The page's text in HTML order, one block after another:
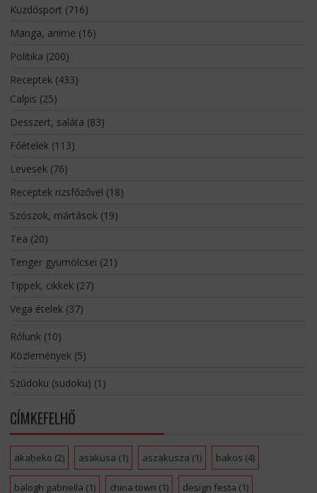
Küzdősport (716)
Manga, anime (16)
Politika (200)
Receptek(433)
Calpis (25)
Desszert, saláta (83)
Főételek(113)
Levesek(76)
Receptek rizsfőzővel (18)
Szószok, mártások(19)
Tea (20)
Tenger gyümölcsei (21)
Tippek, cikkek(27)
Vega ételek(37)
Rólunk(10)
Közlemények(5)
Szúdoku (sudoku) (1)
CÍMKEFELHŐ
akabeko (2) asakusa (1) aszakusza (1) bakos (4)
balogh gabriella (1) china town (1) design festa (1)